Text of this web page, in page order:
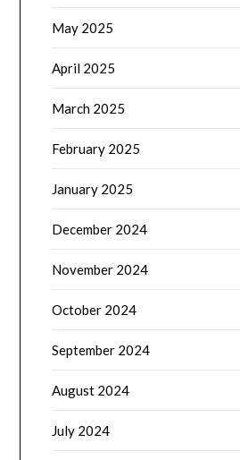
May 2025
April 2025
March 2025
February 2025
January 2025
December 2024
November 2024
October 2024
September 2024
August 2024
July 2024